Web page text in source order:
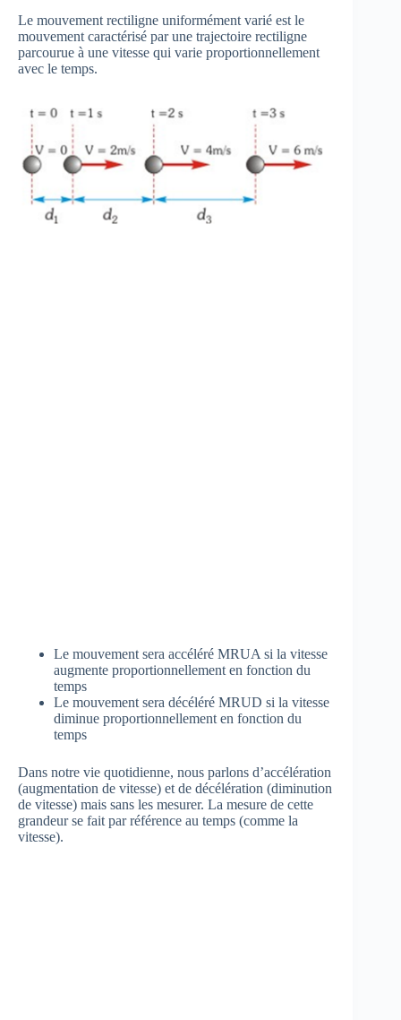
Le mouvement rectiligne uniformément varié est le
mouvement caractérisé par une trajectoire rectiligne
parcourue à une vitesse qui varie proportionnellement
avec le temps.
Le mouvement sera accéléré MRUA si la vitesse
augmente proportionnellement en fonction du
temps
Le mouvement sera décéléré MRUD si la vitesse
diminue proportionnellement en fonction du
temps
Dans notre vie quotidienne, nous parlons d’accélération
(augmentation de vitesse) et de décélération (diminution
de vitesse) mais sans les mesurer. La mesure de cette
grandeur se fait par référence au temps (comme la
vitesse).